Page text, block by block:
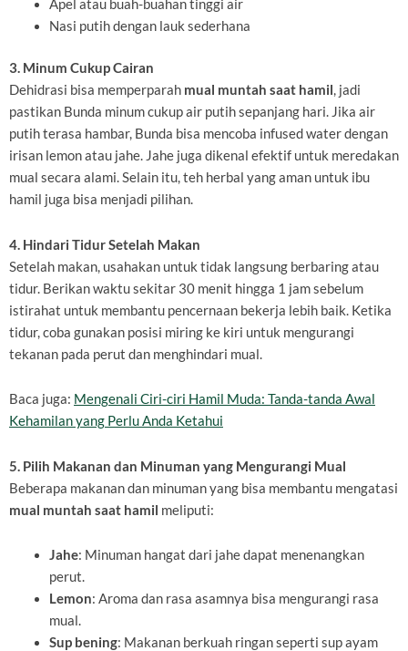
Apel atau buah-buahan tinggi air
Nasi putih dengan lauk sederhana
3. Minum Cukup Cairan
Dehidrasi bisa memperparah mual muntah saat hamil, jadi
pastikan Bunda minum cukup air putih sepanjang hari. Jika air
putih terasa hambar, Bunda bisa mencoba infused water dengan
irisan lemon atau jahe. Jahe juga dikenal efektif untuk meredakan
mual secara alami. Selain itu, teh herbal yang aman untuk ibu
hamil juga bisa menjadi pilihan.
4. Hindari Tidur Setelah Makan
Setelah makan, usahakan untuk tidak langsung berbaring atau
tidur. Berikan waktu sekitar 30 menit hingga 1 jam sebelum
istirahat untuk membantu pencernaan bekerja lebih baik. Ketika
tidur, coba gunakan posisi miring ke kiri untuk mengurangi
tekanan pada perut dan menghindari mual.
Baca juga: Mengenali Ciri-ciri Hamil Muda: Tanda-tanda Awal
Kehamilan yang Perlu Anda Ketahui
5. Pilih Makanan dan Minuman yang Mengurangi Mual
Beberapa makanan dan minuman yang bisa membantu mengatasi
mual muntah saat hamil meliputi:
Jahe: Minuman hangat dari jahe dapat menenangkan
perut.
Lemon: Aroma dan rasa asamnya bisa mengurangi rasa
mual.
Sup bening: Makanan berkuah ringan seperti sup ayam